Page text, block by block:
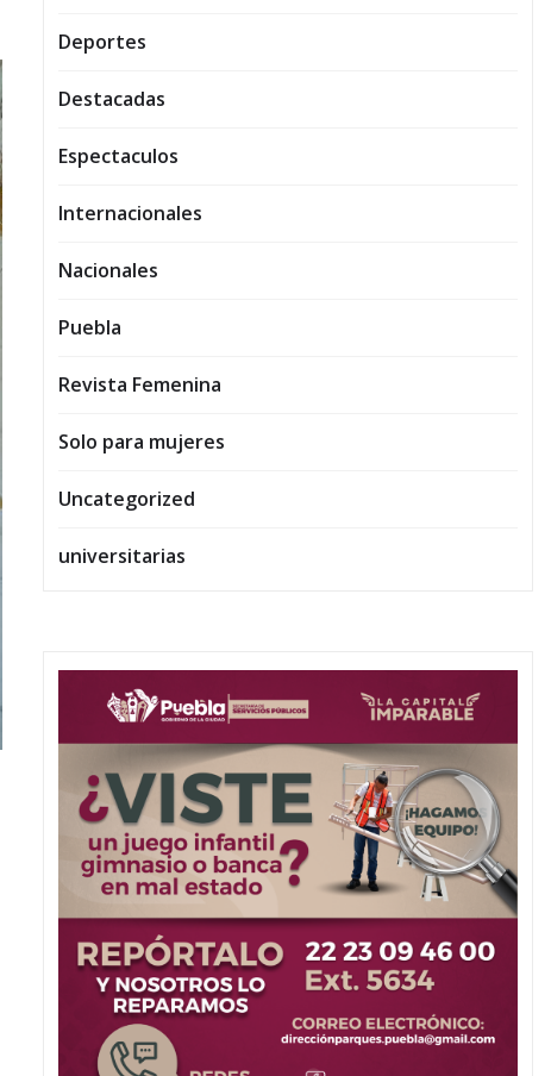
Deportes
Destacadas
Espectaculos
Internacionales
Nacionales
Puebla
Revista Femenina
Solo para mujeres
Uncategorized
universitarias